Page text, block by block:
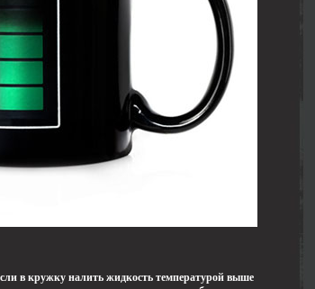
в кружку налить жидкость температурой выше